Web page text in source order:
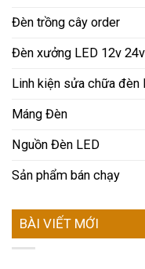
Đèn trồng cây order
Đèn xưởng LED 12v 24v
Linh kiện sửa chữa đèn
Máng Đèn
Nguồn Đèn LED
Sản phẩm bán chạy
BÀI VIẾT MỚI